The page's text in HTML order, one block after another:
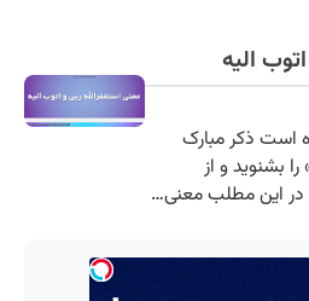
الیه
است ذکر مبارک
بشنوید و از
در این مطلب معنی…